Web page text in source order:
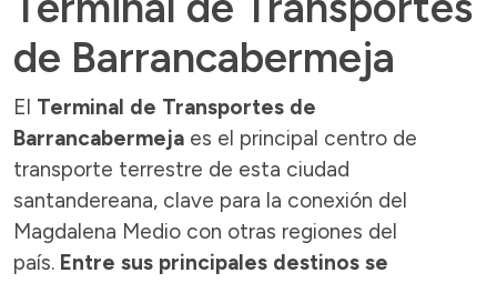
de Barrancabermeja
El Terminal de Transportes de
Barrancabermeja es el principal centro de
transporte terrestre de esta ciudad
santandereana, clave para la conexión del
Magdalena Medio con otras regiones del
país. Entre sus principales destinos se